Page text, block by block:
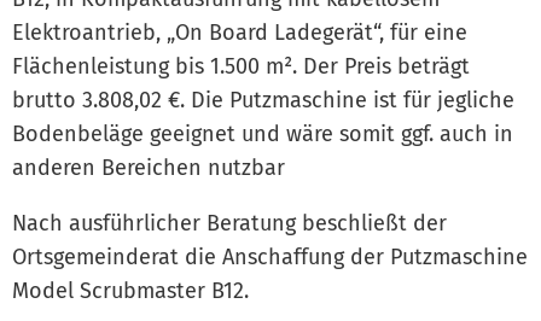
Elektroantrieb, „On Board Ladegerät“, für eine
Flächenleistung bis 1.500 m². Der Preis beträgt
brutto 3.808,02 €. Die Putzmaschine ist für jegliche
Bodenbeläge geeignet und wäre somit ggf. auch in
anderen Bereichen nutzbar
Nach ausführlicher Beratung beschließt der
Ortsgemeinderat die Anschaffung der Putzmaschine
Model Scrubmaster B12.